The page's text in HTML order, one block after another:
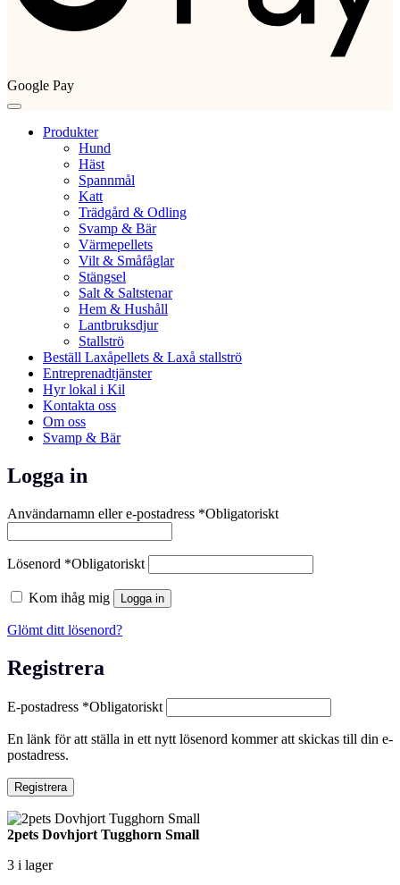
Google Pay
Produkter
Hund
Häst
Spannmål
Katt
Trädgård & Odling
Svamp & Bär
Värmepellets
Vilt & Småfåglar
Stängsel
Salt & Saltstenar
Hem & Hushåll
Lantbruksdjur
Stallströ
Beställ Laxåpellets & Laxå stallströ
Entreprenadtjänster
Hyr lokal i Kil
Kontakta oss
Om oss
Svamp & Bär
Logga in
Användarnamn eller e-postadress *Obligatoriskt
Lösenord *Obligatoriskt
Kom ihåg mig Logga in
Glömt ditt lösenord?
Registrera
E-postadress *Obligatoriskt
En länk för att ställa in ett nytt lösenord kommer att skickas till din e-
postadress.
Registrera
2pets Dovhjort Tugghorn Small
3 i lager